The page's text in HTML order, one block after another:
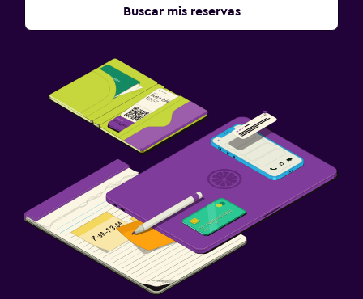
Buscar mis reservas